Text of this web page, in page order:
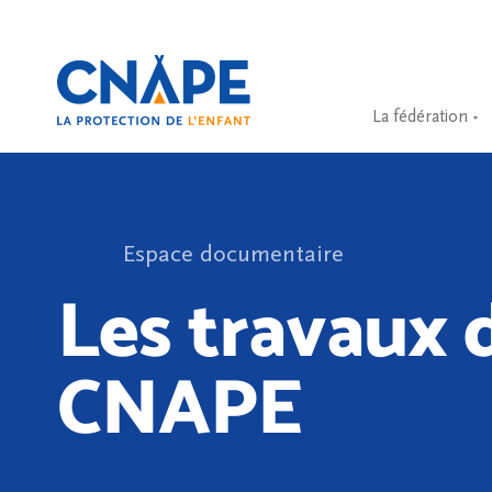
La fédération
Espace documentaire
Les travaux
CNAPE